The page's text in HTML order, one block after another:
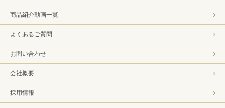
商品紹介動画一覧
よくあるご質問
お問い合わせ
会社概要
採用情報